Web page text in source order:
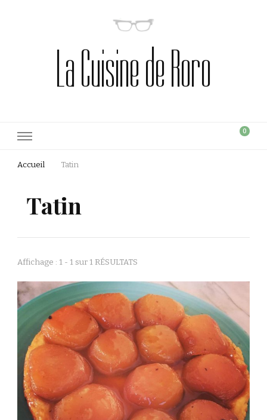
La Cuisine de Roro
0
Accueil Tatin
Tatin
Affichage : 1 - 1 sur 1 RÉSULTATS